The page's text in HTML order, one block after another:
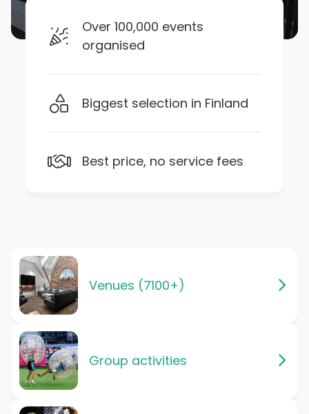
Over 100,000 events
organised
Biggest selection in Finland
Best price, no service fees
Venues (7100+)
Group activities